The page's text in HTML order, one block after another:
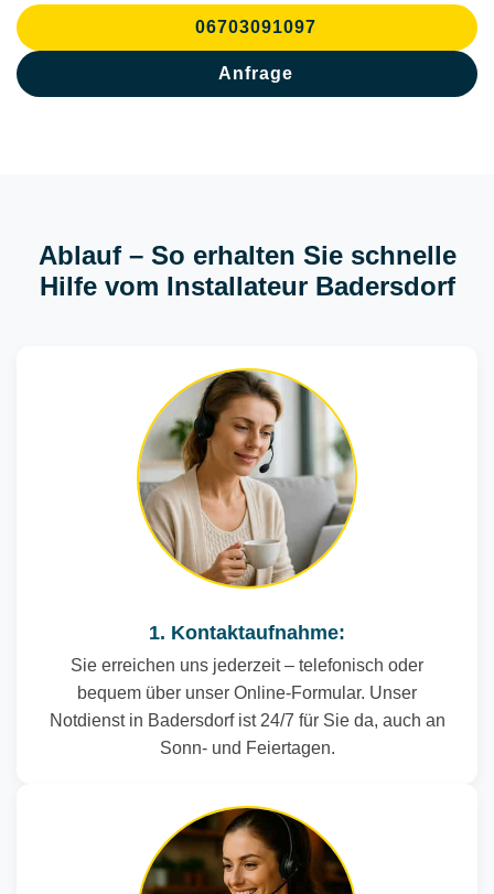
06703091097
Anfrage
Ablauf – So erhalten Sie schnelle
Hilfe vom Installateur Badersdorf
1. Kontaktaufnahme:
Sie erreichen uns jederzeit – telefonisch oder
bequem über unser Online-Formular. Unser
Notdienst in Badersdorf ist 24/7 für Sie da, auch an
Sonn- und Feiertagen.